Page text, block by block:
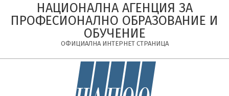
НАЦИОНАЛНА АГЕНЦИЯ ЗА
ПРОФЕСИОНАЛНО ОБРАЗОВАНИЕ И
ОБУЧЕНИЕ
ОФИЦИАЛНА ИНТЕРНЕТ СТРАНИЦА